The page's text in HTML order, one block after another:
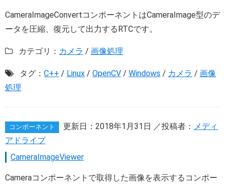
CameraImageConvertコンポーネントはCameraImage型のデ
ータを圧縮、復元して出力するRTCです。
カテゴリ： カメラ / 画像処理
タグ： C++ / Linux / OpenCV / Windows / カメラ / 画像
処理
コンポーネント 更新日： 2018年1月31日 ／投稿者： メディ
アドライブ
CameraImageViewer
Cameraコンポーネントで取得した画像を表示するコンポー